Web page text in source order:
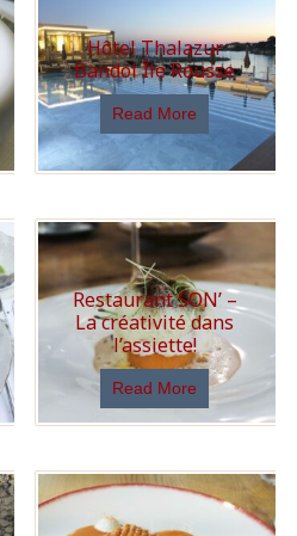
Hôtel Thalazur
Bandol Île Rousse
Read More
Restaurant SON’ –
La créativité dans
l’assiette!
Read More